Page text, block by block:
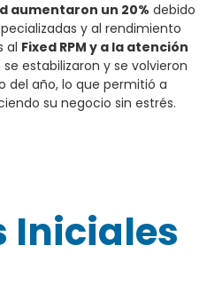
aumentaron un 20% debido
y al rendimiento
al Fixed RPM y a la atención
se estabilizaron y se volvieron
del año, lo que permitió a
su negocio sin estrés.
Iniciales